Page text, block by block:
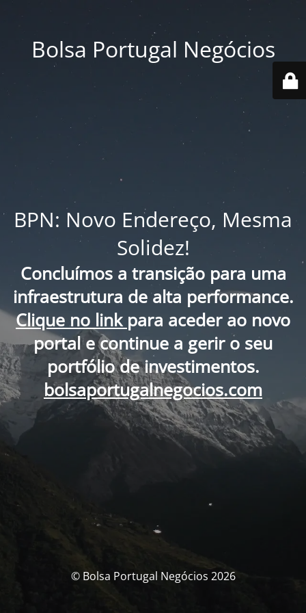
Bolsa Portugal Negócios
BPN: Novo Endereço, Mesma
Solidez!
Concluímos a transição para uma
infraestrutura de alta performance.
Clique no link para aceder ao novo
portal e continue a gerir o seu
portfólio de investimentos.
bolsaportugalnegocios.com
© Bolsa Portugal Negócios 2026